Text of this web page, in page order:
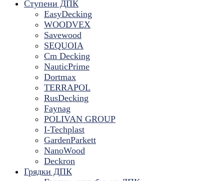
Ступени ДПК
EasyDecking
WOODVEX
Savewood
SEQUOIA
Cm Decking
NauticPrime
Dortmax
TERRAPOL
RusDecking
Faynag
POLIVAN GROUP
I-Techplast
GardenParkett
NanoWood
Deckron
Грядки ДПК